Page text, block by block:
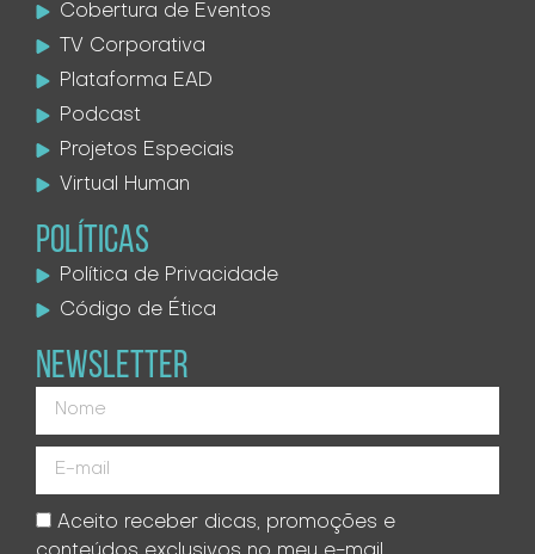
Cobertura de Eventos
TV Corporativa
Plataforma EAD
Podcast
Projetos Especiais
Virtual Human
POLÍTICAS
Política de Privacidade
Código de Ética
NEWSLETTER
Aceito receber dicas, promoções e